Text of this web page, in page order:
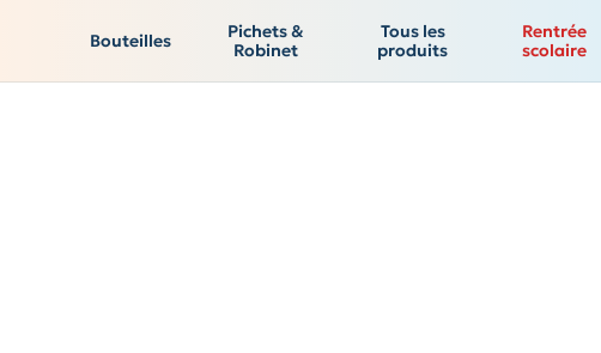
Bouteilles
Pichets &
Robinet
Tous les
produits
Rentrée
scolaire
Purification Auto-nettoyanteInfos technique